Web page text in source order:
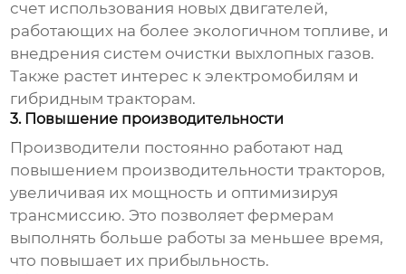
счет использования новых двигателей,
работающих на более экологичном топливе, и
внедрения систем очистки выхлопных газов.
Также растет интерес к электромобилям и
гибридным тракторам.
3. Повышение производительности
Производители постоянно работают над
повышением производительности тракторов,
увеличивая их мощность и оптимизируя
трансмиссию. Это позволяет фермерам
выполнять больше работы за меньшее время,
что повышает их прибыльность.